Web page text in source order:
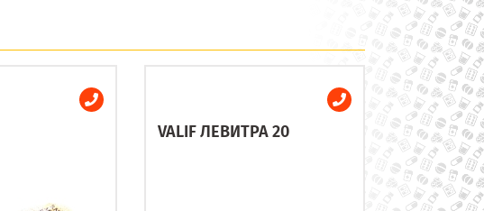
VALIF ЛЕВИТРА 20